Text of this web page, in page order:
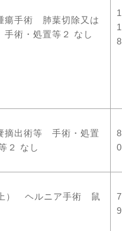
瘍手術 肺葉切除又は
術・処置等２ なし
1
1
8
摘出術等 手術・処置
２ なし
8
0
） ヘルニア手術 鼠
7
9